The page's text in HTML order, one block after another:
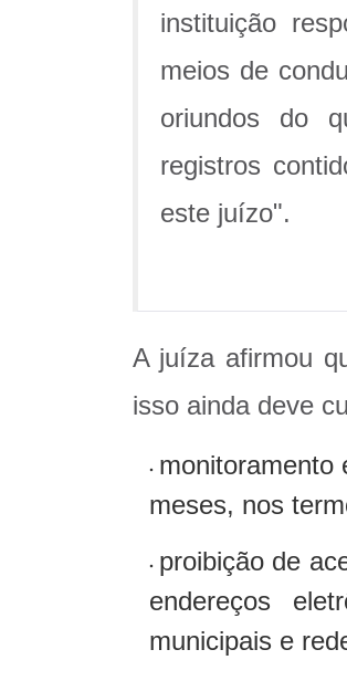
instituição
meios de
oriundos do
registros
este juízo".
A juíza afirmou
isso ainda deve
monitoramento
meses, nos
proibição de
endereços
municipais e